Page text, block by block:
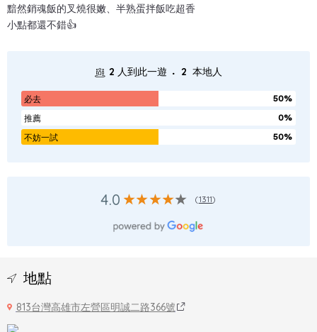
黯然銷魂飯的叉燒很嫩、半熟蛋拌飯吃超香
小點都還不錯👍
2 人到此一遊 . 2 本地人
必去
50%
推薦
0%
不妨一試
50%
4.0 (1311)
地點
813台灣高雄市左營區明誠二路366號